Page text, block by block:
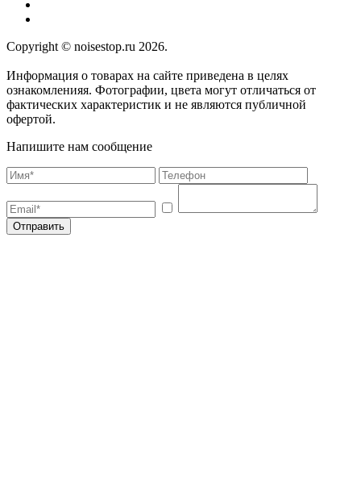
Copyright © noisestop.ru 2026.
Информация о товарах на сайте приведена в целях
ознакомленияя. Фотографии, цвета могут отличаться от
фактических характеристик и не являются публичной
офертой.
Напишите нам сообщение
Отправить